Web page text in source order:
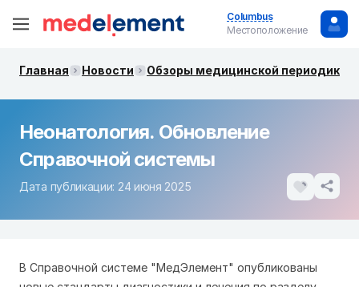
Columbus
Местоположение
Главная Новости Обзоры медицинской периодики.
Неонатология. Обновление
Справочной системы
Дата публикации: 24 июня 2025
В Справочной системе "МедЭлемент" опубликованы